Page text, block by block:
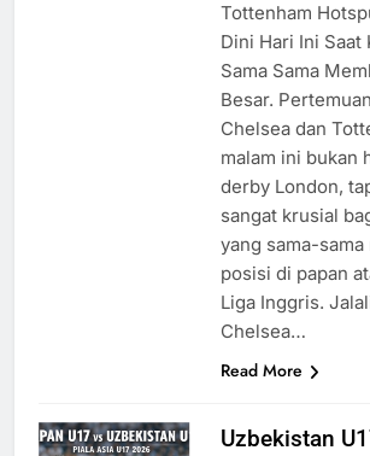
Tottenham
Dini Hari Ini Saat
Sama Sama
Besar.
Chelsea dan
malam ini bukan
derby London,
sangat krusial
yang sama-
posisi di papan
Liga Inggris.
Chelsea…
Read More
Uzbekistan